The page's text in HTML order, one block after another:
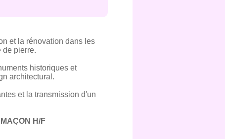
et la rénovation dans les
de pierre.
historiques et
architectural.
et la transmission d'un
H/F